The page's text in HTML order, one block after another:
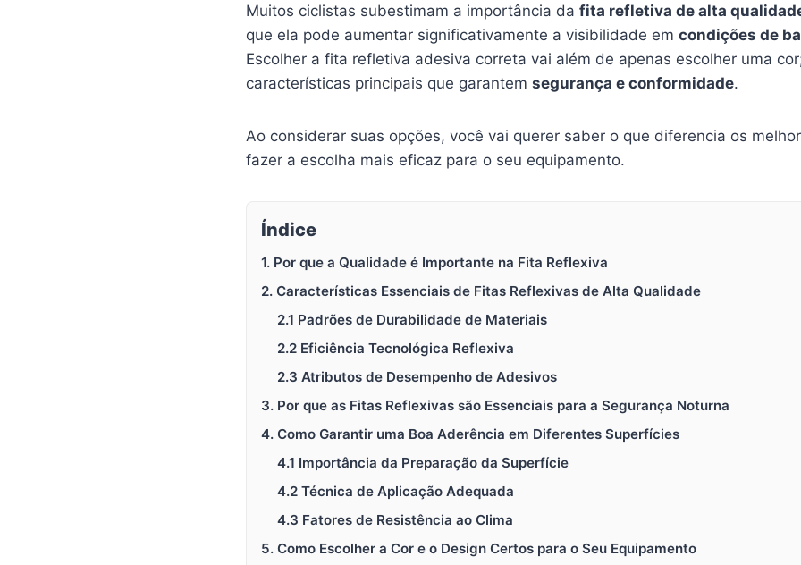
Muitos ciclistas subestimam a importância da fita refletiva de alta
que ela pode aumentar significativamente a visibilidade em condições de
Escolher a fita refletiva adesiva correta vai além de apenas escolher uma
características principais que garantem segurança e conformidade.
Ao considerar suas opções, você vai querer saber o que diferencia os
fazer a escolha mais eficaz para o seu equipamento.
Índice
1. Por que a Qualidade é Importante na Fita Reflexiva
2. Características Essenciais de Fitas Reflexivas de Alta Qualidade
2.1 Padrões de Durabilidade de Materiais
2.2 Eficiência Tecnológica Reflexiva
2.3 Atributos de Desempenho de Adesivos
3. Por que as Fitas Reflexivas são Essenciais para a Segurança Noturna
4. Como Garantir uma Boa Aderência em Diferentes Superfícies
4.1 Importância da Preparação da Superfície
4.2 Técnica de Aplicação Adequada
4.3 Fatores de Resistência ao Clima
5. Como Escolher a Cor e o Design Certos para o Seu Equipamento